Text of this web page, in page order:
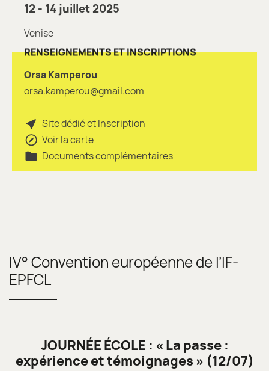
12 - 14 juillet 2025
Venise
RENSEIGNEMENTS ET INSCRIPTIONS
Orsa Kamperou
orsa.kamperou@gmail.com
Site dédié et Inscription
Voir la carte
Documents complémentaires
IV° Convention européenne de l’IF-
EPFCL
JOURNÉE ÉCOLE : « La passe :
expérience et témoignages » (12/07)